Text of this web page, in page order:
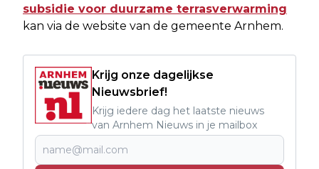
subsidie voor duurzame terrasverwarming
kan via de website van de gemeente Arnhem.
Krijg onze dagelijkse
Nieuwsbrief!
Krijg iedere dag het laatste nieuws
van Arnhem Nieuws in je mailbox